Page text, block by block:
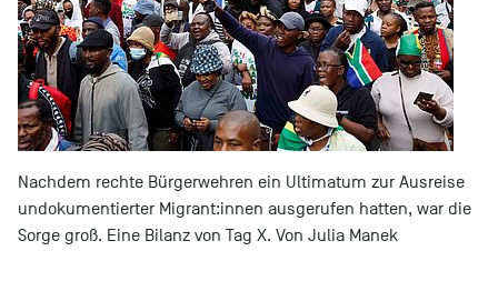
Nachdem rechte Bürgerwehren ein Ultimatum zur Ausreise
undokumentierter Migrant:innen ausgerufen hatten, war die
Sorge groß. Eine Bilanz von Tag X. Von Julia Manek